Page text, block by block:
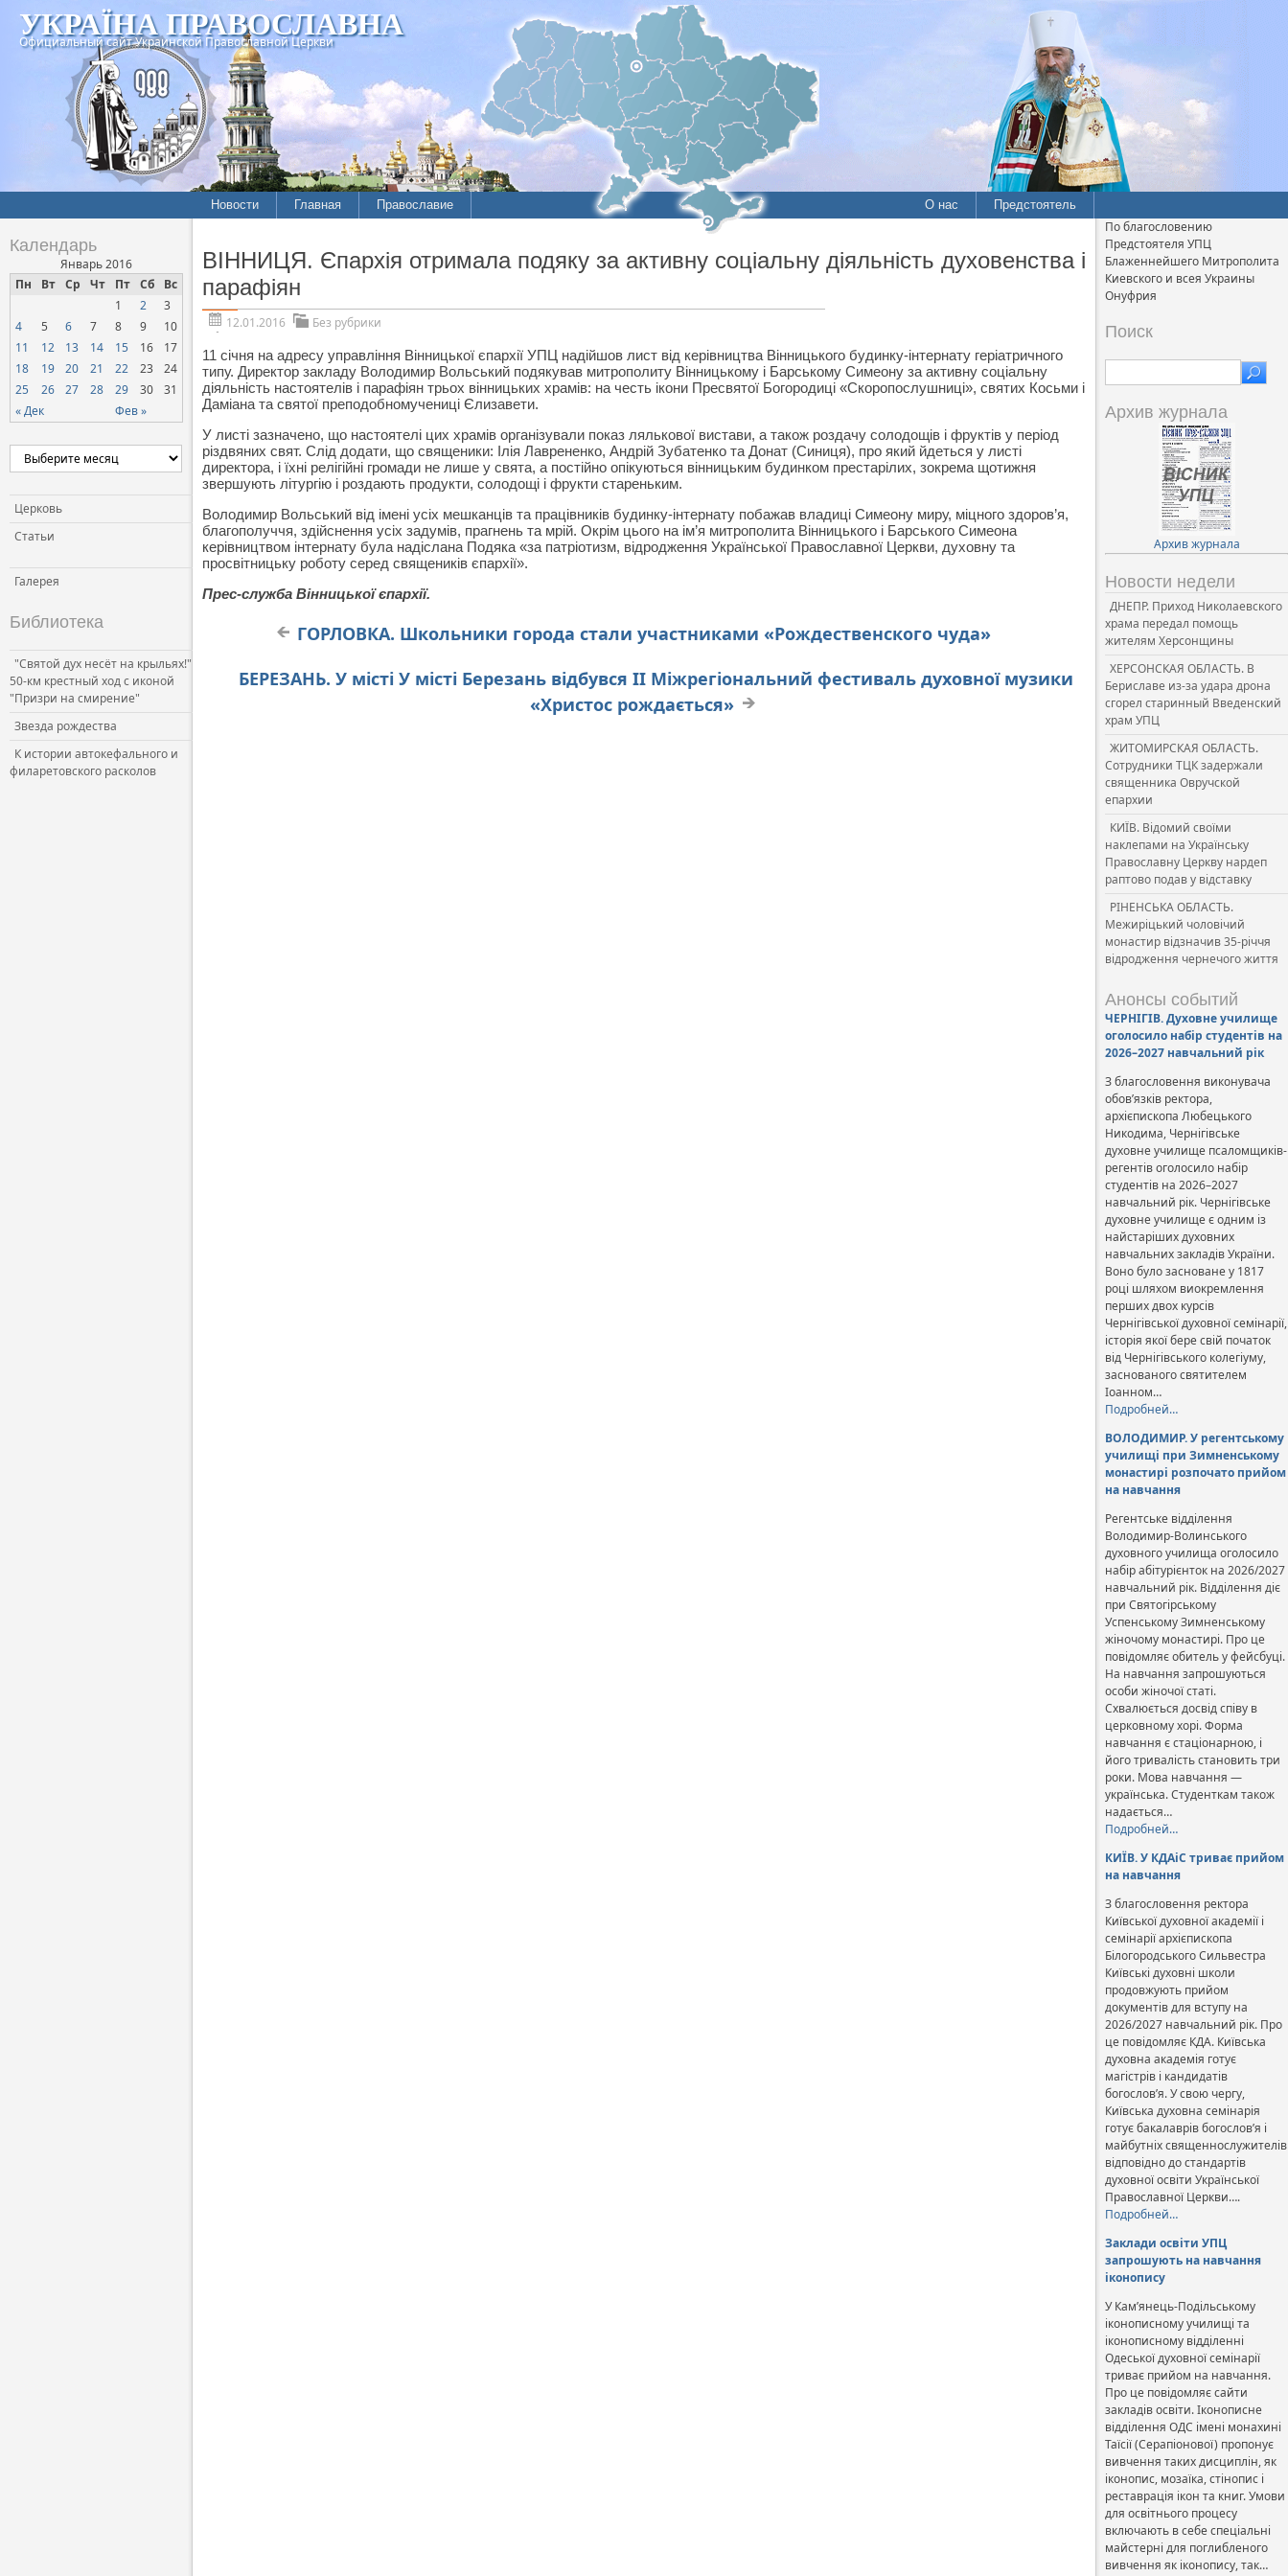
УКРАЇНА ПРАВОСЛАВНА
Официальный сайт Украинской Православной Церкви
Новости Главная Православие О нас Предстоятель
Календарь
Январь 2016
Пн
Вт Ср Чт Пт Сб Вс
« Дек Фев »
1 2
3
4
5 6 7 8 9
10
11
12 13 14 15 16
17
18
19 20 21 22 23
24
25
26 27 28 29 30 31
Церковь
Статьи
Галерея
Библиотека
"Святой дух несёт на крыльях!"
50-км крестный ход с иконой
"Призри на смирение"
Звезда рождества
К истории автокефального и
филаретовского расколов
ВІННИЦЯ. Єпархія отримала подяку за активну соціальну діяльність духовенства і
парафіян
12.01.2016
Без рубрики
11 січня на адресу управління Вінницької єпархії УПЦ надійшов лист від керівництва Вінницького будинку-інтернату геріатричного
типу. Директор закладу Володимир Вольський подякував митрополиту Вінницькому і Барському Симеону за активну соціальну
діяльність настоятелів і парафіян трьох вінницьких храмів: на честь ікони Пресвятої Богородиці «Скоропослушниці», святих Косьми і
Даміана та святої преподобномучениці Єлизавети.
У листі зазначено, що настоятелі цих храмів організували показ лялькової вистави, а також роздачу солодощів і фруктів у період
різдвяних свят. Слід додати, що священики: Ілія Лаврененко, Андрій Зубатенко та Донат (Синиця), про який йдеться у листі
директора, і їхні релігійні громади не лише у свята, а постійно опікуються вінницьким будинком престарілих, зокрема щотижня
звершують літургію і роздають продукти, солодощі і фрукти стареньким.
Володимир Вольський від імені усіх мешканців та працівників будинку-інтернату побажав владиці Симеону миру, міцного здоров’я,
благополуччя, здійснення усіх задумів, прагнень та мрій. Окрім цього на ім’я митрополита Вінницького і Барського Симеона
керівництвом інтернату була надіслана Подяка «за патріотизм, відродження Української Православної Церкви, духовну та
просвітницьку роботу серед священиків єпархії».
Прес-служба Вінницької єпархії.
ГОРЛОВКА. Школьники города стали участниками «Рождественского чуда»
БЕРЕЗАНЬ. У місті У місті Березань відбувся ІІ Міжрегіональний фестиваль духовної музики
«Христос рождається»
По благословению
Предстоятеля УПЦ
Блаженнейшего Митрополита
Киевского и всея Украины
Онуфрия
Поиск
Архив журнала
Архив журнала
Новости недели
ДНЕПР. Приход Николаевского
храма передал помощь
жителям Херсонщины
ХЕРСОНСКАЯ ОБЛАСТЬ. В
Бериславе из-за удара дрона
сгорел старинный Введенский
храм УПЦ
ЖИТОМИРСКАЯ ОБЛАСТЬ.
Сотрудники ТЦК задержали
священника Овручской
епархии
КИЇВ. Відомий своїми
наклепами на Українську
Православну Церкву нардеп
раптово подав у відставку
РІНЕНСЬКА ОБЛАСТЬ.
Межиріцький чоловічий
монастир відзначив 35-річчя
відродження чернечого життя
Анонсы событий
ЧЕРНІГІВ. Духовне училище
оголосило набір студентів на
2026–2027 навчальний рік
З благословення виконувача
обов’язків ректора,
архієпископа Любецького
Никодима, Чернігівське
духовне училище псаломщиків-
регентів оголосило набір
студентів на 2026–2027
навчальний рік. Чернігівське
духовне училище є одним із
найстаріших духовних
навчальних закладів України.
Воно було засноване у 1817
році шляхом виокремлення
перших двох курсів
Чернігівської духовної семінарії,
історія якої бере свій початок
від Чернігівського колегіуму,
заснованого святителем
Іоанном…
Подробней…
ВОЛОДИМИР. У регентському
училищі при Зимненському
монастирі розпочато прийом
на навчання
Регентське відділення
Володимир-Волинського
духовного училища оголосило
набір абітурієнток на 2026/2027
навчальний рік. Відділення діє
при Святогірському
Успенському Зимненському
жіночому монастирі. Про це
повідомляє обитель у фейсбуці.
На навчання запрошуються
особи жіночої статі.
Схвалюється досвід співу в
церковному хорі. Форма
навчання є стаціонарною, і
його тривалість становить три
роки. Мова навчання —
українська. Студенткам також
надається…
Подробней…
КИЇВ. У КДАіС триває прийом
на навчання
З благословення ректора
Київської духовної академії і
семінарії архієпископа
Білогородського Сильвестра
Київські духовні школи
продовжують прийом
документів для вступу на
2026/2027 навчальний рік. Про
це повідомляє КДА. Київська
духовна академія готує
магістрів і кандидатів
богослов’я. У свою чергу,
Київська духовна семінарія
готує бакалаврів богослов’я і
майбутніх священнослужителів
відповідно до стандартів
духовної освіти Української
Православної Церкви….
Подробней…
Заклади освіти УПЦ
запрошують на навчання
іконопису
У Кам’янець-Подільському
іконописному училищі та
іконописному відділенні
Одеської духовної семінарії
триває прийом на навчання.
Про це повідомляє сайти
закладів освіти. Іконописне
відділення ОДС імені монахині
Таїсії (Серапіонової) пропонує
вивчення таких дисциплін, як
іконопис, мозаїка, стінопис і
реставрація ікон та книг. Умови
для освітнього процесу
включають в себе спеціальні
майстерні для поглибленого
вивчення як іконопису, так…